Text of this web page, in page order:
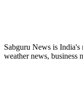
Sabguru News is
weather news, business